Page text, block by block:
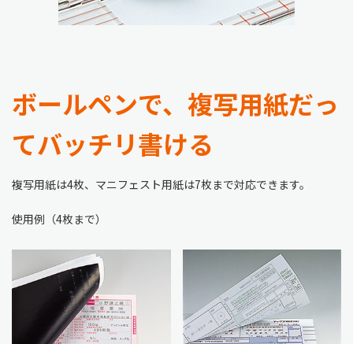
ボールペンで、複写用紙だっ
てバッチリ書ける
複写用紙は4枚、マニフェスト用紙は7枚まで対応できます。
使用例（4枚まで）